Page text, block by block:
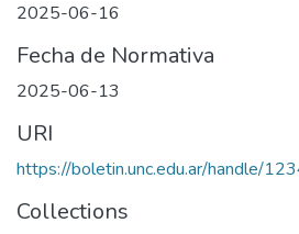
2025-06-16
Fecha de Normativa
2025-06-13
URI
https://boletin.unc.edu.ar/handle/
Collections